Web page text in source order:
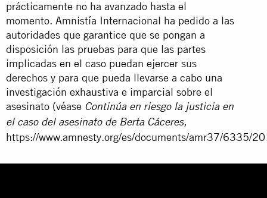
prácticamente no ha avanzado hasta el
momento. Amnistía Internacional ha pedido a las
autoridades que garantice que se pongan a
disposición las pruebas para que las partes
implicadas en el caso puedan ejercer sus
derechos y para que pueda llevarse a cabo una
investigación exhaustiva e imparcial sobre el
asesinato (véase Continúa en riesgo la justicia en
el caso del asesinato de Berta Cáceres,
https://www.amnesty.org/es/documents/amr37/6335/